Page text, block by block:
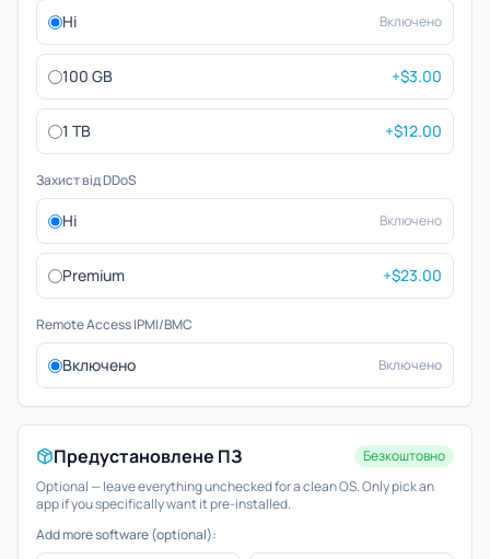
Ні Включено
100 GB +$3.00
1 TB +$12.00
Захист від DDoS
Ні Включено
Premium +$23.00
Remote Access IPMI/BMC
Включено Включено
Предустановлене ПЗ
Безкоштовно
Optional — leave everything unchecked for a clean OS. Only pick an
app if you specifically want it pre-installed.
Add more software (optional):